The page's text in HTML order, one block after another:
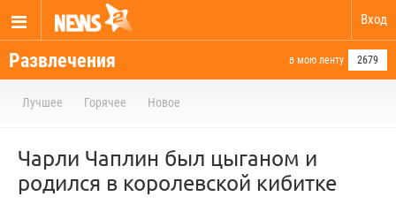
Вход
Развлечения в мою ленту 2679
Лучшее Горячее Новое
Чарли Чаплин был цыганом и
родился в королевской кибитке